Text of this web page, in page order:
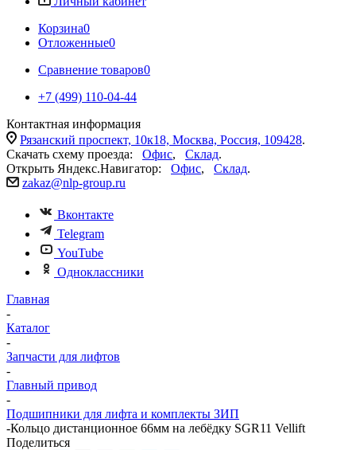
Корзина0
Отложенные0
Сравнение товаров0
+7 (499) 110-04-44
Контактная информация
Рязанский проспект, 10к18, Москва, Россия, 109428.
Скачать схему проезда: Офис, Склад.
Открыть Яндекс.Навигатор: Офис, Склад.
zakaz@nlp-group.ru
Вконтакте
Telegram
YouTube
Одноклассники
Главная
-
Каталог
-
Запчасти для лифтов
-
Главный привод
-
Подшипники для лифта и комплекты ЗИП
-Кольцо дистанционное 66мм на лебёдку SGR11 Vellift
Поделиться